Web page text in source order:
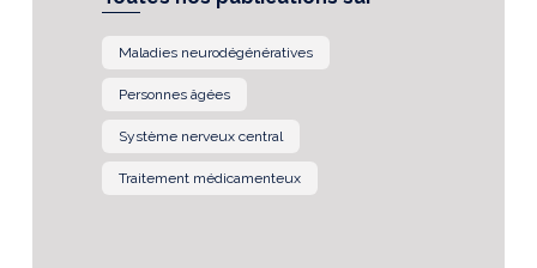
Maladies neurodégénératives
Personnes âgées
Système nerveux central
Traitement médicamenteux